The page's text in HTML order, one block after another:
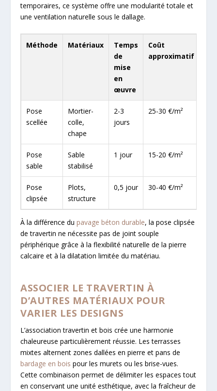
temporaires, ce système offre une modularité totale et
une ventilation naturelle sous le dallage.
Méthode Matériaux
Temps
de
mise
en
œuvre
Coût
approximatif
Pose
scellée
Mortier-
colle,
chape
2-3
jours
25-30 €/m²
Pose
sable
Sable
stabilisé
1 jour 15-20 €/m²
Pose
clipsée
Plots,
structure
0,5 jour 30-40 €/m²
À la différence dupavage béton durable, la pose clipsée
de travertin ne nécessite pas de joint souple
périphérique grâce à la flexibilité naturelle de la pierre
calcaire et à la dilatation limitée du matériau.
ASSOCIER LE TRAVERTIN À
D’AUTRES MATÉRIAUX POUR
VARIER LES DESIGNS
L’association travertin et bois crée une harmonie
chaleureuse particulièrement réussie. Les terrasses
mixtes alternent zones dallées en pierre et pans de
bardage en bois pour les murets ou les brise-vues.
Cette combinaison permet de délimiter les espaces tout
en conservant une unité esthétique, avec la fraîcheur de